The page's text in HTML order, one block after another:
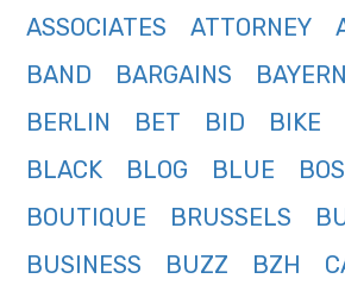
ASSOCIATES
ATTORNEY
BAND
BARGAINS BAYERN
BERLIN
BET BID BIKE
BLACK
BLOG BLUE
BOUTIQUE
BRUSSELS
BUSINESS
BUZZ BZH